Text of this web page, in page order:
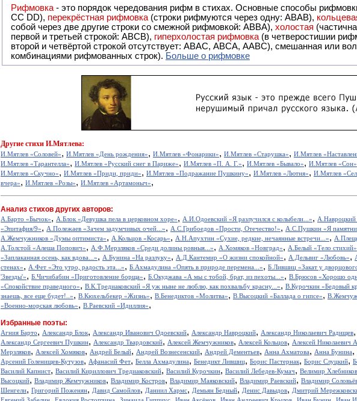
Рифмовка - это порядок чередования рифм в стихах. Основные способы
СС DD), перекрёстная рифмовка (строки рифмуются через одну: ABAB),
собой через две другие строки со смежной рифмовкой: ABBA), холостая
первой и третьей строкой: АBCB), гиперхолостая рифмовка (в четверостишии
второй и четвёртой строкой отсутствует: ABAC, ABCA, AABC), смешанная или вольная рифмовка (рифмовка в сложных строфах с различными
комбинациями рифмованных строк). Больше о рифмовке
Другие стихи И.Мятлева:
И.Мятлев «Соловей», И.Мятлев «День рождения», И.Мятлев «Фонарики», И.Мятлев «Старушка», И.Мятлев
И.Мятлев «Тарантелла», И.Мятлев «Русский снег в Париже», И.Мятлев «П. А. Г.», И.Мятлев «Бывало», И.Мятлев «Сон»
И.Мятлев «Скучно», И.Мятлев «Приди, приди», И.Мятлев «Подражание Пушкину», И.Мятлев «Лютня», И.Мятлев
вчера», И.Мятлев «Розы», И.Мятлев «Артамоныч»,
Анализ стихов других авторов:
А.Барто «Бычок», А.Блок «Девушка пела в церковном хоре», А.И.Одоевский «Я разлучился с колыбели...», А.Навроцкий
«Эпитафия/9», А.Полежаев «Зачем задумчивых очей...», А.С.Грибоедов «Прости, Отечество!», А.С.Пушкин «Я
А.Жемчужников «Думы оптимиста», А.Кольцов «Косарь», А.Н.Апухтин «Сухие, редкие, нечаянные встречи...»,
А.Толстой «Алеша Попович», А.Ф.Мерзляков «Среди долины ровныя...», А.Хомяков «Новград», А.Белый «Тело стихий»
«Заплаканная осень, как вдова...», А.Бунина «На разлуку», А.Д.Кантемир «О жизни спокойной», А.Дельвиг «Любовь»,
стенах», А.Фет «Это утро, радость эта...», Б.Ахмадулина «Опять в природе перемена...», Б.Лившиц «Закат у
'Звезды'», Б.Чичибабин «Приготовление борща», Б.Окуджава «А мы с тобой, брат, из пехоты...», В.Брюсов «Хорошо
«Спокойствие праведного», В.К.Тредиаковский «Я уж ныне не люблю, как похвальбу красну...», В.Курочкин «Бедовый
знаешь, все еще будет!..», В.Кюхельбекер «Жизнь», В.Бенедиктов «Молитва», В.Высоцкий «Баллада о гипсе»,
«Военно-морская любовь», В.Раевский «Идиллия»,
Избранные поэты:
Агния Барто, Александр Блок, Александр Иванович Одоевский, Александр Навроцкий, Александр Николаевич Радищев,
Александр Сергеевич Пушкин, Александр Твардовский, Алексей Жемчужников, Алексей Кольцов, Алексей Николаевич
Мерзляков, Алексей Хомяков, Андрей Белый, Андрей Вознесенский, Андрей Дементьев, Анна Ахматова, Анна Бунина,
Арсений Голенищев-Кутузов, Афанасий Фет, Белла Ахмадулина, Бенедикт Лившиц, Борис Пастернак, Борис Слуцкий,
Василий Капнист, Василий Кириллович Тредиаковский, Василий Курочкин, Василий Лебедев-Кумач, Велимир Хлебников
Высоцкий, Владимир Жемчужников, Владимир Костров, Владимир Маяковский, Владимир Раевский, Владимир
Шенгели, Григорий Поженян, Давид Самойлов, Даниил Хармс, Демьян Бедный, Денис Давыдов, Дмитрий